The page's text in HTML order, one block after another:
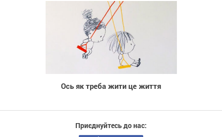
Ось як треба жити це життя
Приєднуйтесь до нас: